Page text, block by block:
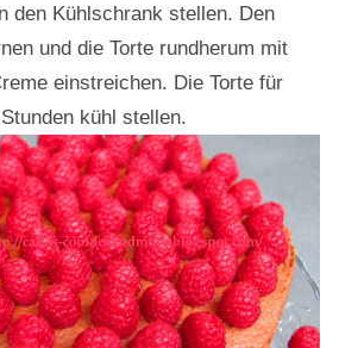
den Kühlschrank stellen. Den
und die Torte rundherum mit
einstreichen. Die Torte für
kühl stellen.